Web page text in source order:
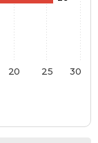
20 25 30